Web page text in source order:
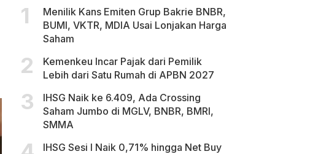
Menilik Kans Emiten Grup Bakrie BNBR,
BUMI, VKTR, MDIA Usai Lonjakan Harga
Saham
Kemenkeu Incar Pajak dari Pemilik
Lebih dari Satu Rumah di APBN 2027
IHSG Naik ke 6.409, Ada Crossing
Saham Jumbo di MGLV, BNBR, BMRI,
SMMA
IHSG Sesi I Naik 0,71% hingga Net Buy